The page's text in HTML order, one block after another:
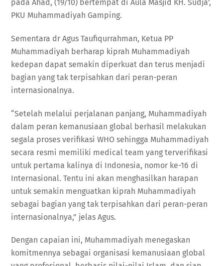
pada Ahad, (19/10) bertempat di Aula Masjid KH. Sudja’,
PKU Muhammadiyah Gamping.
Sementara dr Agus Taufiqurrahman, Ketua PP
Muhammadiyah berharap kiprah Muhammadiyah
kedepan dapat semakin diperkuat dan terus menjadi
bagian yang tak terpisahkan dari peran-peran
internasionalnya.
“Setelah melalui perjalanan panjang, Muhammadiyah
dalam peran kemanusiaan global berhasil melakukan
segala proses verifikasi WHO sehingga Muhammadiyah
secara resmi memiliki medical team yang terverifikasi
untuk pertama kalinya di Indonesia, nomor ke-16 di
Internasional. Tentu ini akan menghasilkan harapan
untuk semakin menguatkan kiprah Muhammadiyah
sebagai bagian yang tak terpisahkan dari peran-peran
internasionalnya,” jelas Agus.
Dengan capaian ini, Muhammadiyah menegaskan
komitmennya sebagai organisasi kemanusiaan global